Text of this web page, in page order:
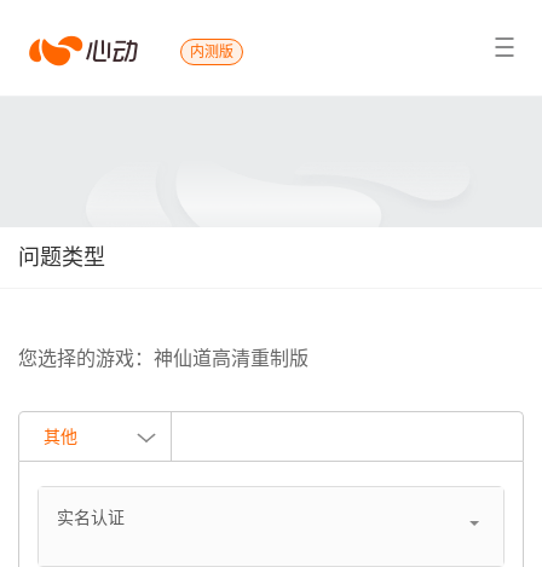
心
内测版
搜索结果
问题类型
您选择的游戏：神仙道高清重制版
其他
实名认证